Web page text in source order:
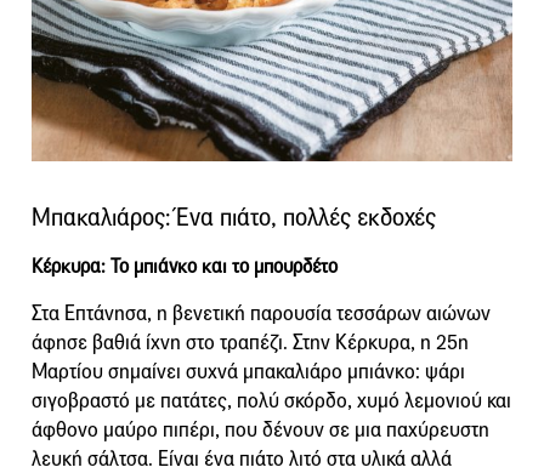
Μπακαλιάρος: Ένα πιάτο, πολλές εκδοχές
Κέρκυρα: Το μπιάνκο και το μπουρδέτο
Στα Επτάνησα, η βενετική παρουσία τεσσάρων αιώνων
άφησε βαθιά ίχνη στο τραπέζι. Στην Κέρκυρα, η 25η
Μαρτίου σημαίνει συχνά μπακαλιάρο μπιάνκο: ψάρι
σιγοβραστό με πατάτες, πολύ σκόρδο, χυμό λεμονιού και
άφθονο μαύρο πιπέρι, που δένουν σε μια παχύρευστη
λευκή σάλτσα. Είναι ένα πιάτο λιτό στα υλικά αλλά